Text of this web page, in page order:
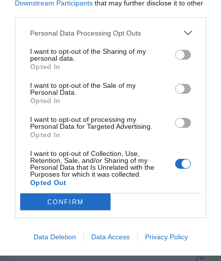
Downstream Participants that may further disclose it to other
Personal Data Processing Opt Outs
I want to opt-out of the Sharing of my
personal data.
Opted In
I want to opt-out of the Sale of my
Personal Data.
Opted In
I want to opt-out of processing my
Personal Data for Targeted Advertising.
Opted In
I want to opt-out of Collection, Use,
Retention, Sale, and/or Sharing of my
Personal Data that Is Unrelated with the
Purposes for which it was collected.
Opted Out
CONFIRM
Data Deletion Data Access Privacy Policy
Δες περισσότερα